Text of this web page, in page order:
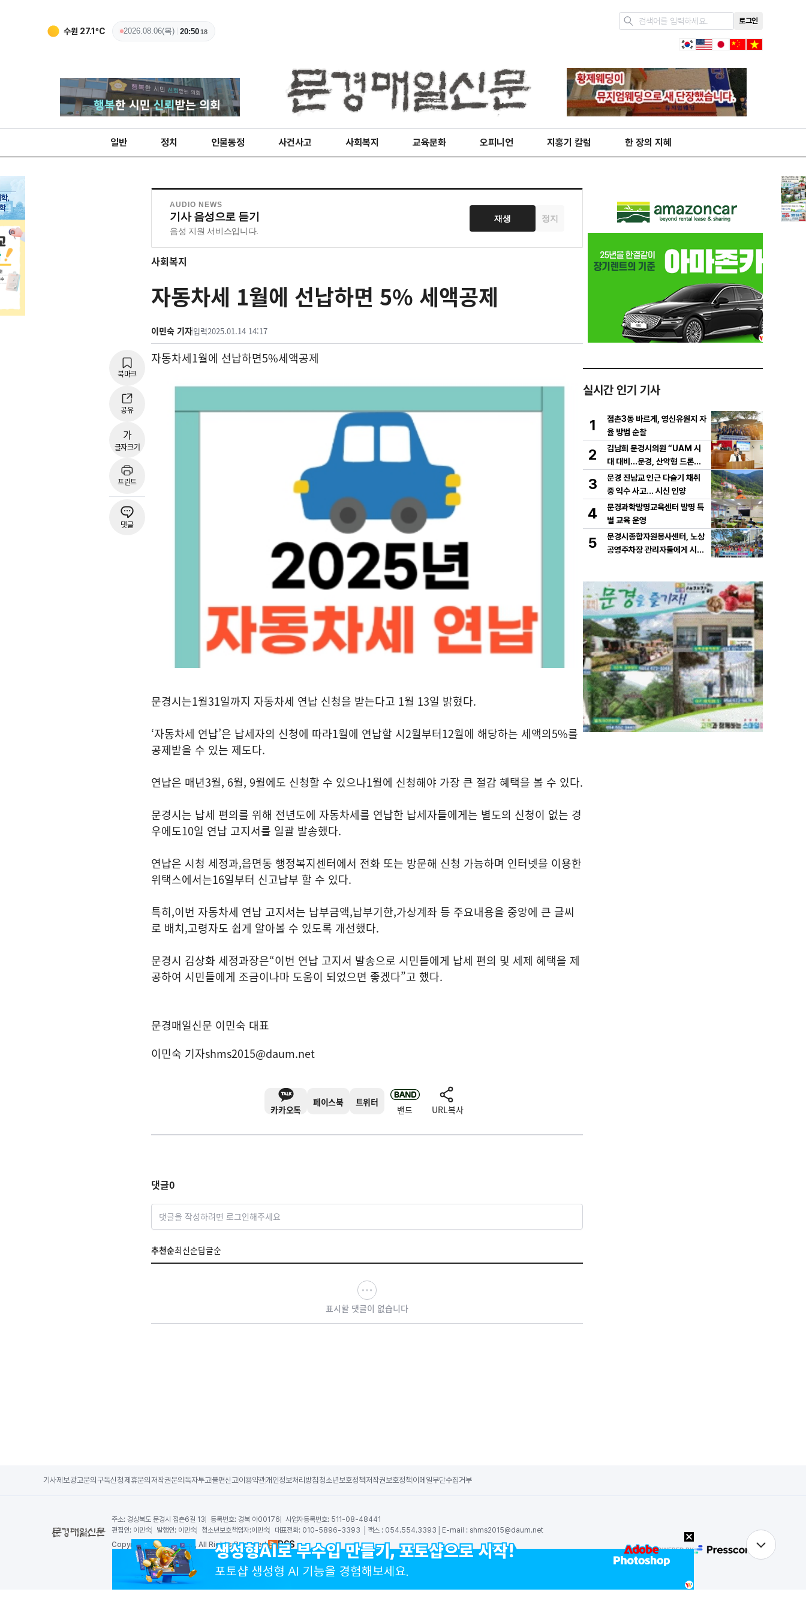
수원 27.1ºC 2026.08.06(목) 20:5019
로그인
일반 정치 인물동정 사건사고 사회복지 교육문화 오피니언 지홍기 칼럼 한 장의 지혜
AUDIO NEWS
기사 음성으로 듣기
음성 지원 서비스입니다.
재생 정지
사회복지
자동차세 1월에 선납하면 5% 세액공제
이민숙 기자입력2025.01.14 14:17
북마크
공유
가
글자크기
프린트
댓글
자동차세1월에 선납하면5%세액공제
문경시는1월31일까지 자동차세 연납 신청을 받는다고 1월 13일 밝혔다.
‘자동차세 연납’은 납세자의 신청에 따라1월에 연납할 시2월부터12월에 해당하는 세액의5%를
공제받을 수 있는 제도다.
연납은 매년3월, 6월, 9월에도 신청할 수 있으나1월에 신청해야 가장 큰 절감 혜택을 볼 수 있다.
문경시는 납세 편의를 위해 전년도에 자동차세를 연납한 납세자들에게는 별도의 신청이 없는 경
우에도10일 연납 고지서를 일괄 발송했다.
연납은 시청 세정과,읍면동 행정복지센터에서 전화 또는 방문해 신청 가능하며 인터넷을 이용한
위택스에서는16일부터 신고납부 할 수 있다.
특히,이번 자동차세 연납 고지서는 납부금액,납부기한,가상계좌 등 주요내용을 중앙에 큰 글씨
로 배치,고령자도 쉽게 알아볼 수 있도록 개선했다.
문경시 김상화 세정과장은“이번 연납 고지서 발송으로 시민들에게 납세 편의 및 세제 혜택을 제
공하여 시민들에게 조금이나마 도움이 되었으면 좋겠다”고 했다.
문경매일신문 이민숙 대표
이민숙 기자shms2015@daum.net
카카오톡
페이스북 트위터
밴드 URL복사
댓글0
댓글을 작성하려면 로그인해주세요
추천순최신순답글순
표시할 댓글이 없습니다
실시간 인기 기사
1
점촌3동 바르게, 영신유원지 자
율 방범 순찰
2
김남희 문경시의원 “UAM 시
대 대비…문경, 산악형 드론산
업 중심도시로 도약해야”
3
문경 진남교 인근 다슬기 채취
중 익수 사고… 시신 인양
4
문경과학발명교육센터 발명 특
별 교육 운영
5
문경시종합자원봉사센터, 노상
공영주차장 관리자들에게 시원
기사제보광고문의 구독신청제휴문의 저작권문의 독자투고불편신고이용약관개인정보처리방침 청소년보호정책저작권보호정책 이메일무단수집거부
주소: 경상북도 문경시 점촌6길 13 등록번호: 경북 아00176 사업자등록번호: 511-08-48441
편집인: 이민숙 발행인: 이민숙 청소년보호책임자:이민숙 대표전화: 010-5896-3393 │팩스 : 054.554.3393│E-mail : shms2015@daum.net
Copyright by 문경매일신문, All Rights Reserved. RSS POWERED BY